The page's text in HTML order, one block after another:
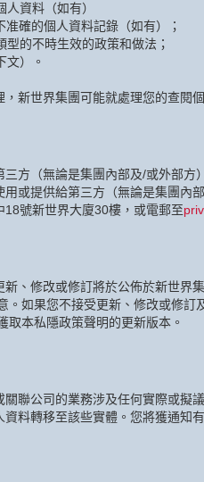
資料（如有）
確的個人資料記錄（如有）；
的不時生效的政策和做法；
文）。
新世界集團可能就處理您的查閱
方（無論是集團內部及/或外部
或提供給第三方（無論是集團
號新世界大廈30樓，或電郵至
、修改或修訂將於公佈於新世界
。如果您不接受更新、修改或修
取本私隱政策聲明的更新版本。
聯公司的業務涉及任何實際或
料轉移至該些實體。您將獲通知